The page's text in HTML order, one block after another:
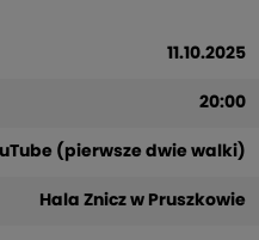
11.10.2025
20:00
(pierwsze dwie walki)
Hala Znicz w Pruszkowie